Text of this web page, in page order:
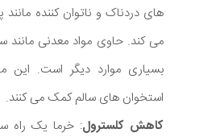
های دردناک و ناتوان کننده
می کند. حاوی مواد معدنی مانند
بسیاری موارد دیگر است. این
استخوان های سالم کمک می کنند.
کاهش کلسترول: خرما یک راه